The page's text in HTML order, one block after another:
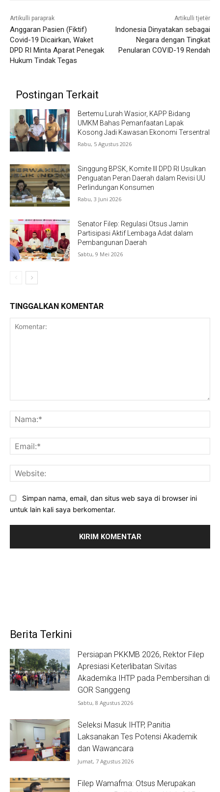
Artikulli paraprak
Anggaran Pasien (Fiktif)
Covid-19 Dicairkan, Waket
DPD RI Minta Aparat Penegak
Hukum Tindak Tegas
Artikulli tjetër
Indonesia Dinyatakan sebagai
Negara dengan Tingkat
Penularan COVID-19 Rendah
Postingan Terkait
Bertemu Lurah Wasior, KAPP Bidang
UMKM Bahas Pemanfaatan Lapak
Kosong Jadi Kawasan Ekonomi Tersentral
Rabu, 5 Agustus 2026
Singgung BPSK, Komite III DPD RI Usulkan
Penguatan Peran Daerah dalam Revisi UU
Perlindungan Konsumen
Rabu, 3 Juni 2026
Senator Filep: Regulasi Otsus Jamin
Partisipasi Aktif Lembaga Adat dalam
Pembangunan Daerah
Sabtu, 9 Mei 2026
TINGGALKAN KOMENTAR
Simpan nama, email, dan situs web saya di browser ini
untuk lain kali saya berkomentar.
Berita Terkini
Persiapan PKKMB 2026, Rektor Filep
Apresiasi Keterlibatan Sivitas
Akademika IHTP pada Pembersihan di
GOR Sanggeng
Sabtu, 8 Agustus 2026
Seleksi Masuk IHTP, Panitia
Laksanakan Tes Potensi Akademik
dan Wawancara
Jumat, 7 Agustus 2026
Filep Wamafma: Otsus Merupakan